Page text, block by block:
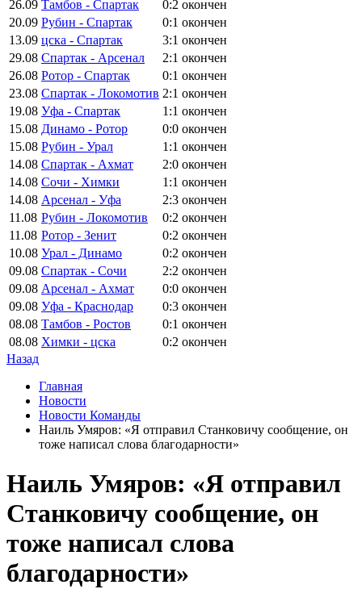
26.09 Тамбов - Спартак 0:2 окончен
20.09 Рубин - Спартак 0:1 окончен
13.09 цска - Спартак 3:1 окончен
29.08 Спартак - Арсенал 2:1 окончен
26.08 Ротор - Спартак 0:1 окончен
23.08 Спартак - Локомотив 2:1 окончен
19.08 Уфа - Спартак 1:1 окончен
15.08 Динамо - Ротор 0:0 окончен
15.08 Рубин - Урал 1:1 окончен
14.08 Спартак - Ахмат 2:0 окончен
14.08 Сочи - Химки 1:1 окончен
14.08 Арсенал - Уфа 2:3 окончен
11.08 Рубин - Локомотив 0:2 окончен
11.08 Ротор - Зенит 0:2 окончен
10.08 Урал - Динамо 0:2 окончен
09.08 Спартак - Сочи 2:2 окончен
09.08 Арсенал - Ахмат 0:0 окончен
09.08 Уфа - Краснодар 0:3 окончен
08.08 Тамбов - Ростов 0:1 окончен
08.08 Химки - цска 0:2 окончен
Назад
Главная
Новости
Новости Команды
Наиль Умяров: «Я отправил Станковичу сообщение, он
тоже написал слова благодарности»
Наиль Умяров: «Я отправил
Станковичу сообщение, он
тоже написал слова
благодарности»